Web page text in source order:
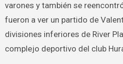
varones y también se
fueron a ver un partido de
divisiones inferiores de River
complejo deportivo del club